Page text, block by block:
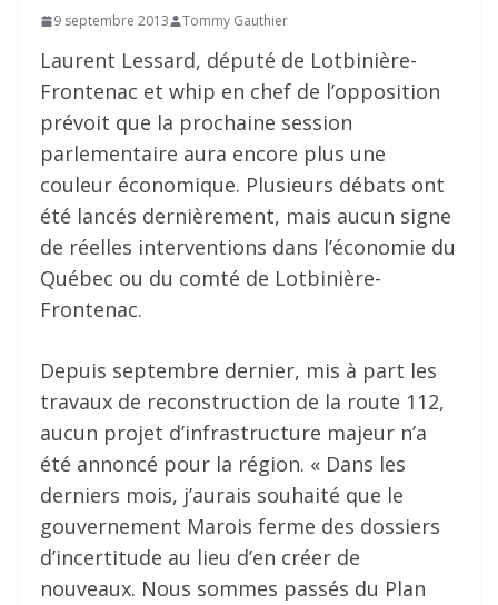
9 septembre 2013 Tommy Gauthier
Laurent Lessard, député de Lotbinière-
Frontenac et whip en chef de l’opposition
prévoit que la prochaine session
parlementaire aura encore plus une
couleur économique. Plusieurs débats ont
été lancés dernièrement, mais aucun signe
de réelles interventions dans l’économie du
Québec ou du comté de Lotbinière-
Frontenac.
Depuis septembre dernier, mis à part les
travaux de reconstruction de la route 112,
aucun projet d’infrastructure majeur n’a
été annoncé pour la région. « Dans les
derniers mois, j’aurais souhaité que le
gouvernement Marois ferme des dossiers
d’incertitude au lieu d’en créer de
nouveaux. Nous sommes passés du Plan